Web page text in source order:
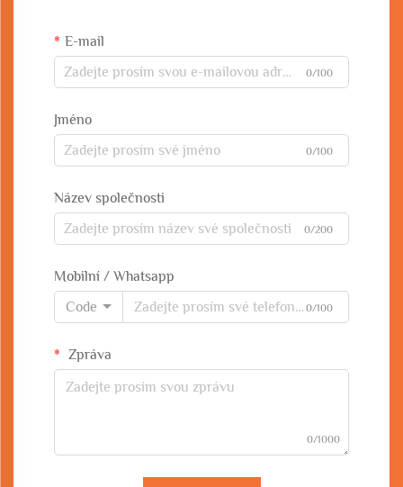
E-mail
0/100
Jméno
0/100
Název společnosti
0/200
Mobilní / Whatsapp
Code
0/100
Zpráva
0/1000